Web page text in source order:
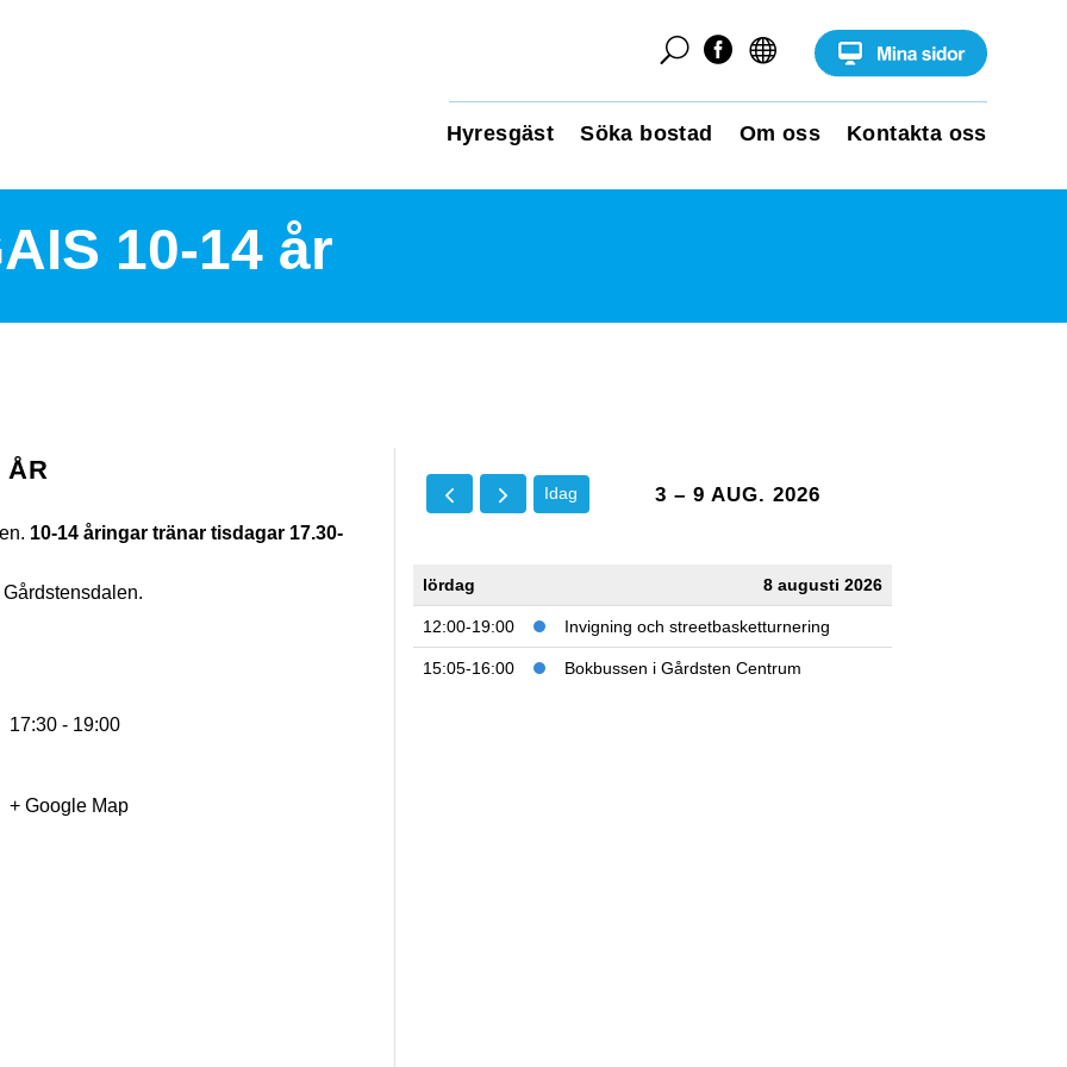


U
Hyresgäst Söka bostad Om oss Kontakta oss
10-14 år
ÅR
10-14 åringar tränar tisdagar 17.30-
17:30 - 19:00
+ Google Map
Idag 3 – 9 AUG. 2026
lördag 8 augusti 2026
12:00-19:00 Invigning och streetbasketturnering
15:05-16:00 Bokbussen i Gårdsten Centrum